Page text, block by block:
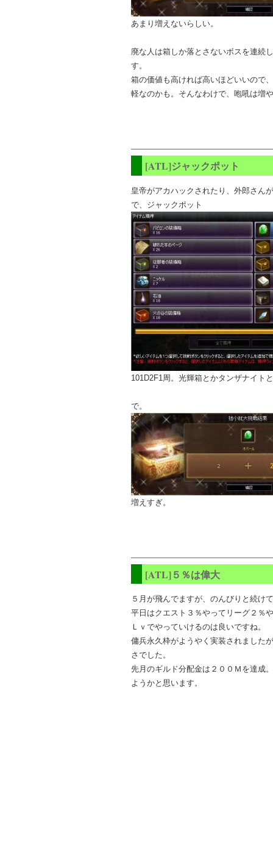
あまり増えないらしい。
廃な人は箱しか落とさないボスを連続
す。
箱の価値も高ければ高いほどいいので
軽なのかも。そんなわけで、咆吼は増
[ATL]ジャックポット
皇帝がアカハックされたり、外郎さん
で、ジャックポット
101D2F1周。光輝箱とかタンザナイト
で。
増えすぎ。
[ATL]５％は偉大
５月が飛んでますが、のんびりと続け
平日はクエスト３％やってリーグ２％
Ｌｖでやっていけるのは良いですね。
傭兵永久枠がようやく実装されました
さでした。
先月のギルド分配金は２００Ｍを達成
ようかと思います。